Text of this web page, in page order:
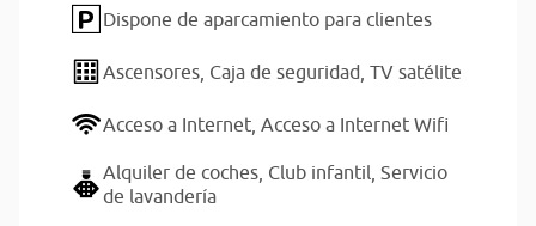
Dispone de aparcamiento para clientes
Ascensores, Caja de seguridad, TV satélite
Acceso a Internet, Acceso a Internet Wifi
Alquiler de coches, Club infantil, Servicio
de lavandería